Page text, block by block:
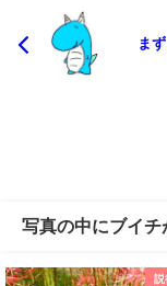
ま
写真の中にブイチ
説